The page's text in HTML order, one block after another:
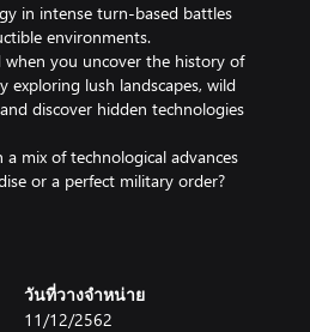
in intense turn-based battles
environments.
when you uncover the history of
exploring lush landscapes, wild
discover hidden technologies
mix of technological advances
or a perfect military order?
วันที่วางจำหน่าย
11/12/2562